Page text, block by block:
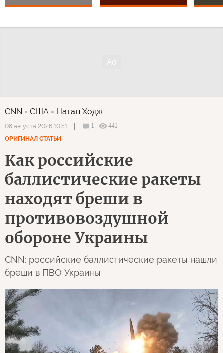
CNN США Натан Ходж
08 августа 2026 10:51 1
441
ОРИГИНАЛ СТАТЬИ
Как российские
баллистические ракеты
находят бреши в
противовоздушной
обороне Украины
CNN: российские баллистические ракеты нашли
бреши в ПВО Украины